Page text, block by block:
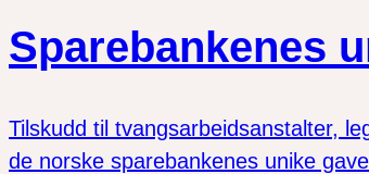
Sparebankenes
Tilskudd til tvangsarbeidsanstalter,
de norske sparebankenes unike